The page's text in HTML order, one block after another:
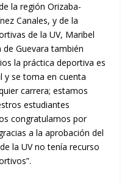
la región Orizaba-
Canales, y de la
de la UV, Maribel
de Guevaratambién
la práctica deportiva es
y se toma en cuenta
carrera; estamos
estudiantes
congratulamos por
a la aprobación del
la UV no tenía recurso